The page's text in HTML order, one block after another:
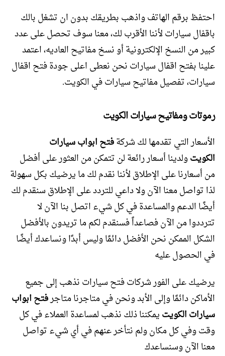
احتفظ برقم الهاتف واذهب بطريقك بدون ان تشغل بالك
باقفال سيارات لأننا الأقرب لك، معنا سوف تحصل على عدد
كبير من النسخ الإلكترونية أو نسخ مفاتيح العاديه، اعتمد
علينا بفتح اقفال سيارات نحن نعطى اعلى جودة فتح اقفال
سيارات، تفصيل مفاتيح سيارات في الكويت.
رموتات ومفاتيح سيارات الكويت
الأسعار التي تقدمها لك شركةفتح ابواب سيارات
الكويتولدينا أسعار رائعة لن تتمكن من العثور على أفضل
من أسعارنا على الإطلاق لأننا نقدم لك ما يرضيك بكل سهولة
لذا تواصل معنا الآن ولا داعي للتردد على الإطلاق سنقدم لك
أيضًا الدعم والمساعدة في كل شيء اتصل بنا الآن لا
تترددوا من الآن فصاعداً فسنقدم لكم ما تريدون بالأفضل
الشكل الممكن نحن الأفضل دائمًا وليس أبدًا ونساعدك أيضًا
في الحصول عليه
يرضيك على الفور شركات فتح سيارات نذهب إلى جميع
الأماكن دائمًا وإلى الأبد ونحن في متاجرنا متاجرفتح ابواب
سيارات الكويتيمكننا ذلك نذهب لمساعدة العملاء في كل
وقت وفي كل مكان ولم نتأخر عنهم في أي شيء تواصل
معنا الآن وسنساعدك